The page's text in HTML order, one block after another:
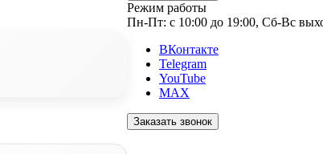
Режим работы
Пн-Пт: с 10:00 до 19:00, Сб-Вс
ВКонтакте
Telegram
YouTube
MAX
Заказать звонок